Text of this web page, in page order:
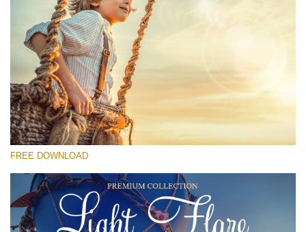
Lütfen seçin
Free Photoshop Overlay #19
Small 800*533px
Light Flare
(30 Overlays)
Fairy Tale (344 Overlays)
Large 6000*4000px
FREE DOWNLOAD